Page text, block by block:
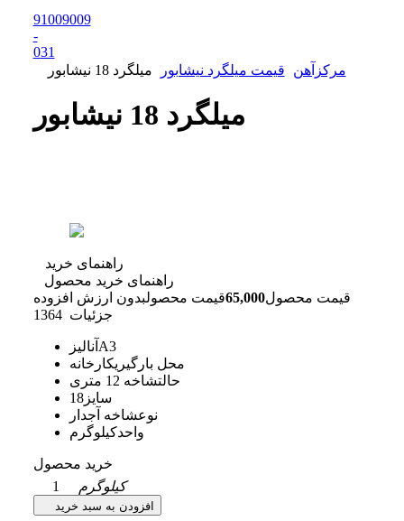
91009009
-
031
مرکزآهن
قیمت میلگرد نیشابور میلگرد 18 نیشابور
میلگرد 18 نیشابور
راهنمای خرید
راهنمای خرید محصول
قیمت محصول65,000قیمت محصولبدون ارزش افزوده
1364 جزئیات
آنالیز A3
محل بارگیریکارخانه
حالتشاخه 12 متری
سایز18
نوعشاخه آجدار
واحدکیلوگرم
خرید محصول
1
کیلوگرم
افزودن به سبد خرید